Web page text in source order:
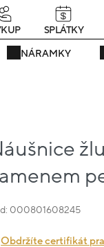
15h : 07m : 01s
NÁRAMKY
SPLÁTKY
000801608245
Obdržíte certifikát